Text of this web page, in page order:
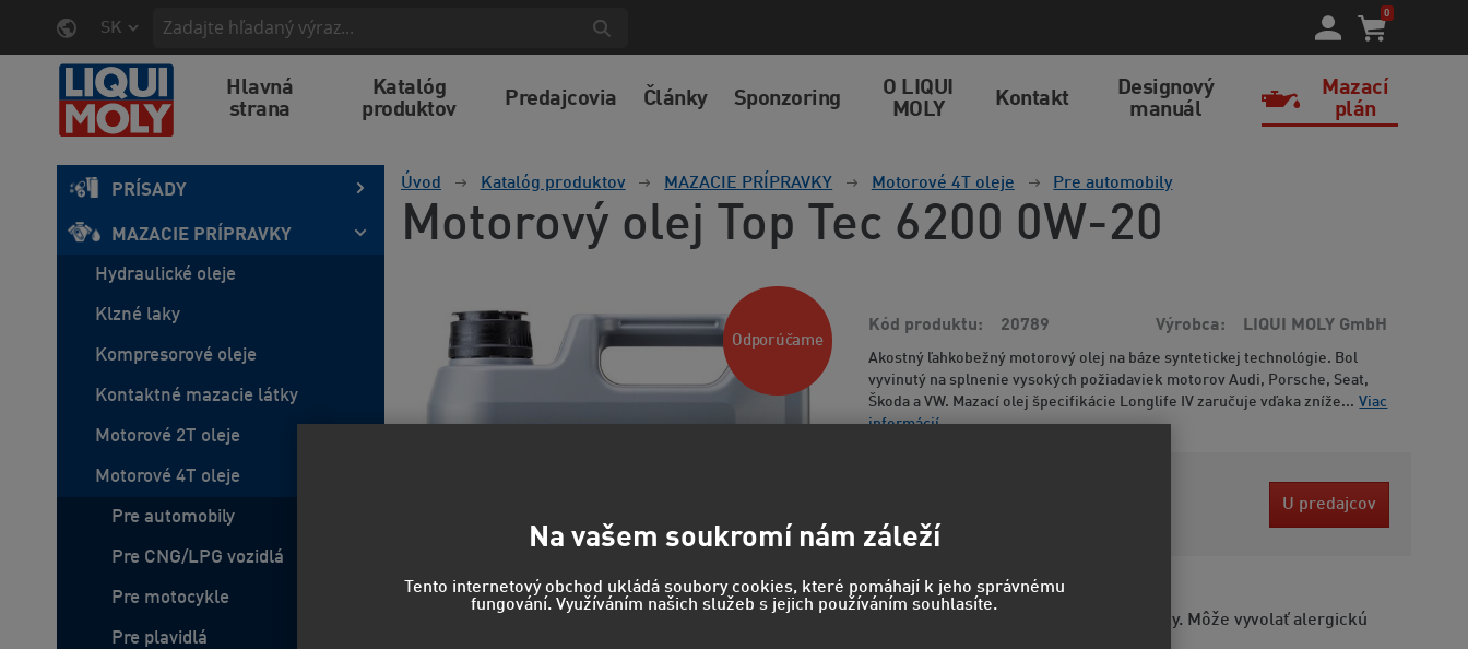
SK
0
Hlavná
strana
Katalóg
produktov
Predajcovia Články Sponzoring
O LIQUI
MOLY
Kontakt
Designový
manuál
Mazací
plán
PRÍSADY
MAZACIE PRÍPRAVKY
Hydraulické oleje
Klzné laky
Kompresorové oleje
Kontaktné mazacie látky
Motorové 2T oleje
Motorové 4T oleje
Pre automobily
Pre CNG/LPG vozidlá
Pre motocykle
Pre plavidlá
Úvod Katalóg produktov MAZACIE PRÍPRAVKY Motorové 4T oleje Pre automobily
Motorový olej Top Tec 6200 0W-20
Odporúčame
Kód produktu 20789 Výrobca LIQUI MOLY GmbH
Akostný ľahkobežný motorový olej na báze syntetickej technológie. Bol
vyvinutý na splnenie vysokých požiadaviek motorov Audi, Porsche, Seat,
Škoda a VW. Mazací olej špecifikácie Longlife IV zaručuje vďaka zníže... Viac
informácií
86,25 EUR
U predajcov
EUH208 - Obsahuje alergénne látky. Môže vyvolať alergickú
Na vašem soukromí nám záleží
Tento internetový obchod ukládá soubory cookies, které pomáhají k jeho správnému
fungování. Využíváním našich služeb s jejich používáním souhlasíte.